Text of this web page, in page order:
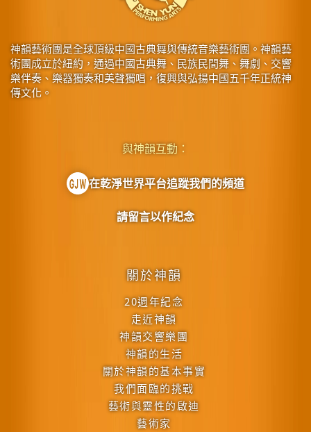
神韻藝術團是全球頂級中國古典舞與傳統音樂藝術團。神韻藝
術團成立於紐約，通過中國古典舞、民族民間舞、舞劇、交響
樂伴奏、樂器獨奏和美聲獨唱，復興與弘揚中國五千年正統神
傳文化。
關於神韻
20週年紀念
走近神韻
神韻交響樂團
神韻的生活
關於神韻的基本事實
我們面臨的挑戰
藝術與靈性的啟迪
藝術家
與神韻互動：
在乾淨世界平台追蹤我們的頻道
請留言以作紀念